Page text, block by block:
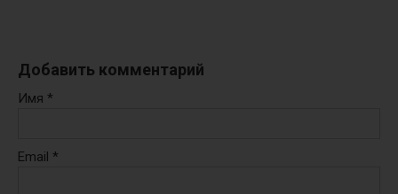
Добавить комментарий
Имя *
Email *